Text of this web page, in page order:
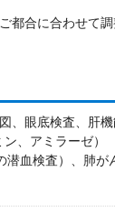
都合に合わせて
、眼底検査、肝
、アミラーゼ）
血検査）、肺が